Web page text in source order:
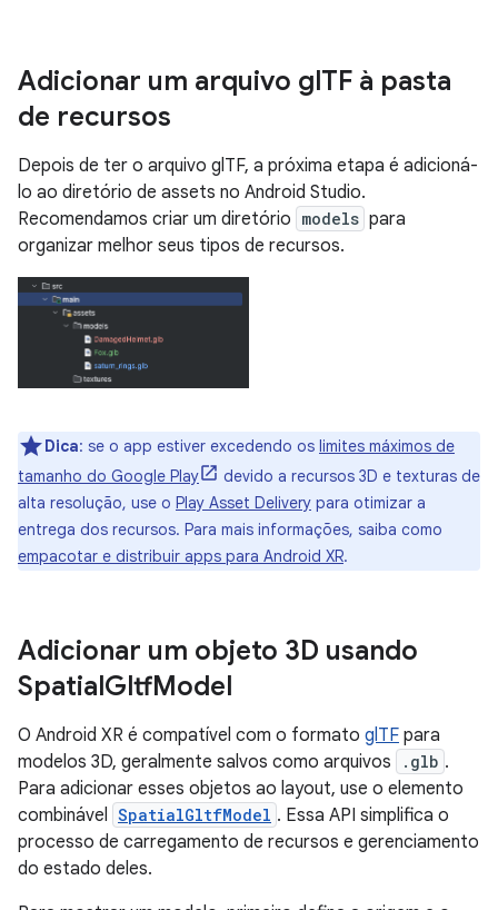
Adicionar um arquivo glTF à pasta
de recursos
Depois de ter o arquivo glTF, a próxima etapa é adicioná-
lo ao diretório de assets no Android Studio.
Recomendamos criar um diretório models para
organizar melhor seus tipos de recursos.
Dica: se o app estiver excedendo os limites máximos de
tamanho do Google Play
devido a recursos 3D e texturas de
alta resolução, use o Play Asset Delivery para otimizar a
entrega dos recursos. Para mais informações, saiba como
empacotar e distribuir apps para Android XR.
Adicionar um objeto 3D usando
SpatialGltfModel
O Android XR é compatível com o formato glTF para
modelos 3D, geralmente salvos como arquivos
.glb .
Para adicionar esses objetos ao layout, use o elemento
combinável
SpatialGltfModel . Essa API simplifica o
processo de carregamento de recursos e gerenciamento
do estado deles.